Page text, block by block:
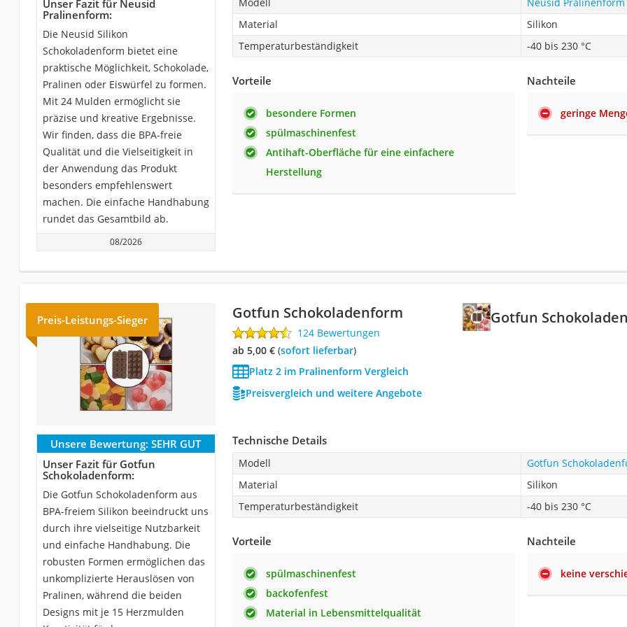
Unser Fazit für Neusid
Pralinenform:
Die Neusid Silikon
Schokoladenform bietet eine
praktische Möglichkeit, Schokolade,
Pralinen oder Eiswürfel zu formen.
Mit 24 Mulden ermöglicht sie
präzise und kreative Ergebnisse.
Wir finden, dass die BPA-freie
Qualität und die Vielseitigkeit in
der Anwendung das Produkt
besonders empfehlenswert
machen. Die einfache Handhabung
rundet das Gesamtbild ab.
08/2026
Material
Silikon
Temperaturbeständigkeit
-40 bis 230 °C
Vorteile
besondere Formen
spülmaschinenfest
Antihaft-Oberfläche für eine einfachere
Herstellung
Nachteile
geringe
Gotfun
Preis-Leistungs-Sieger Gotfun Schokoladenform
124 Bewertungen
ab 5,00 €( Sofort lieferbar)
Platz 2 im Pralinenform Vergleich
Preisvergleich und weitere Angebote
Unsere Bewertung: SEHR GUT
Unser Fazit für Gotfun
Schokoladenform:
Die Gotfun Schokoladenform aus
BPA-freiem Silikon beeindruckt uns
durch ihre vielseitige Nutzbarkeit
und einfache Handhabung. Die
robusten Formen ermöglichen das
unkomplizierte Herauslösen von
Pralinen, während die beiden
Designs mit je 15 Herzmulden
Technische Details
Modell
Gotfun
Material
Silikon
Temperaturbeständigkeit
-40 bis 230 °C
Vorteile
spülmaschinenfest
backofenfest
Material in Lebensmittelqualität
Nachteile
keine